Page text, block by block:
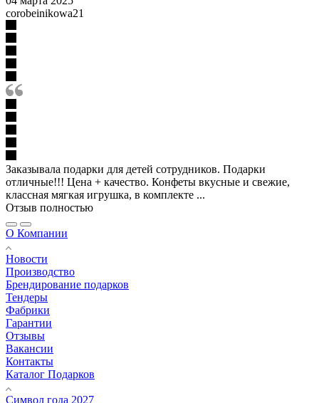
corobeinikowa21
Заказывала подарки для детей сотрудников. Подарки
отличные!!! Цена + качество. Конфеты вкусные и свежие,
классная мягкая игрушка, в комплекте ...
Отзыв полностью
О Компании
Новости
Производство
Брендирование подарков
Тендеры
Фабрики
Гарантии
Отзывы
Вакансии
Контакты
Каталог Подарков
Символ года 2027